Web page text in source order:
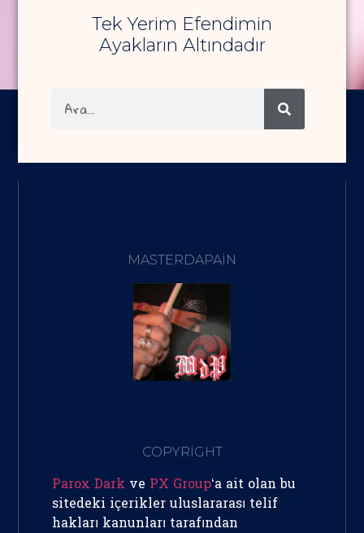
Tek Yerim Efendimin
Ayakların Altındadır
MASTERDAPAIN
COPYRİGHT
Parox Dark ve PX Group‘a ait olan bu
sitedeki içerikler uluslararası telif
hakları kanunları tarafından